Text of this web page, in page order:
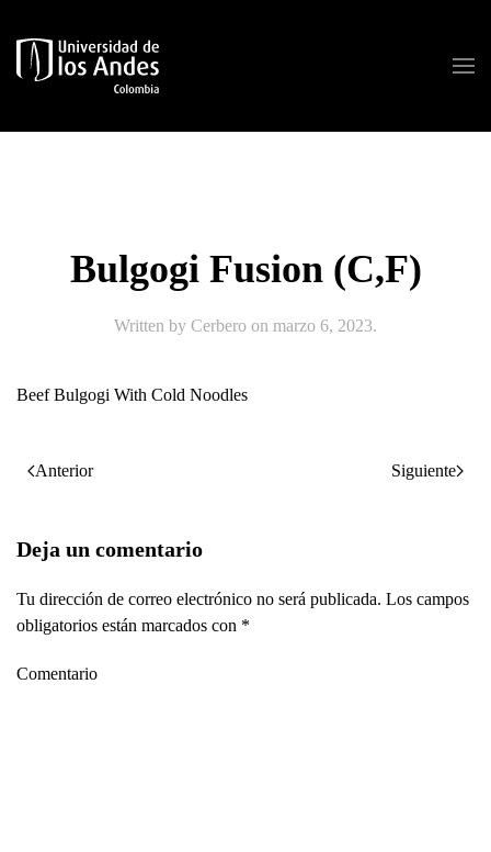
Skip to main content
Bulgogi Fusion (C,F)
Written by Cerbero on marzo 6, 2023.
Beef Bulgogi With Cold Noodles
Anterior Siguiente
Deja un comentario
Tu dirección de correo electrónico no será publicada. Los campos
obligatorios están marcados con *
Comentario